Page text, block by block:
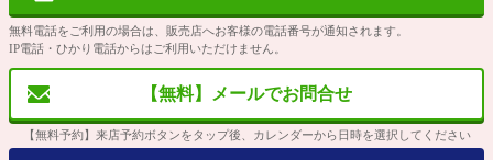
無料電話をご利用の場合は、販売店へお客様の電話番号が通知されます。
IP電話・ひかり電話からはご利用いただけません。
【無料】メールでお問合せ
【無料予約】来店予約ボタンをタップ後、カレンダーから日時を選択してください